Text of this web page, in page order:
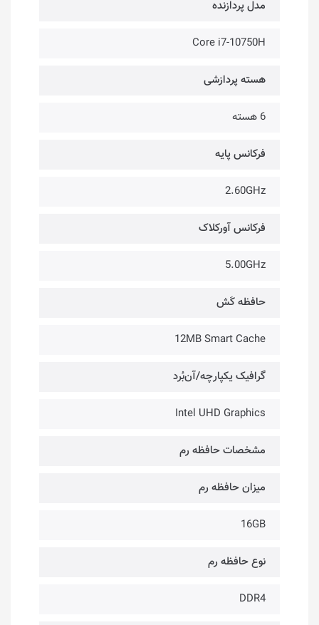
مدل پردازنده
Core i7-10750H
هسته پردازشی
6 هسته
فرکانس پایه
2.60GHz
فرکانس آورکلاک
5.00GHz
حافظه کَش
12MB Smart Cache
گرافیک یکپارچه/آن‌بُرد
Intel UHD Graphics
مشخصات حافظه رم
میزان حافظه رم
16GB
نوع حافظه رم
DDR4